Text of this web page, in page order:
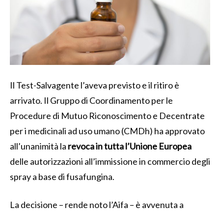
Il Test-Salvagente l’aveva previsto e il ritiro è
arrivato. Il Gruppo di Coordinamento per le
Procedure di Mutuo Riconoscimento e Decentrate
per i medicinali ad uso umano (CMDh) ha approvato
all’unanimità la revoca in tutta l’Unione Europea
delle autorizzazioni all’immissione in commercio degli
spray a base di fusafungina.
La decisione – rende noto l’Aifa – è avvenuta a